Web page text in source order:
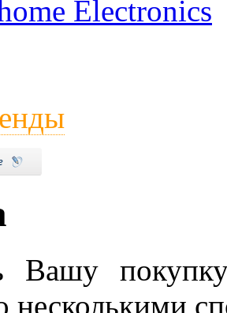
Electronics
Вашу
несколькими